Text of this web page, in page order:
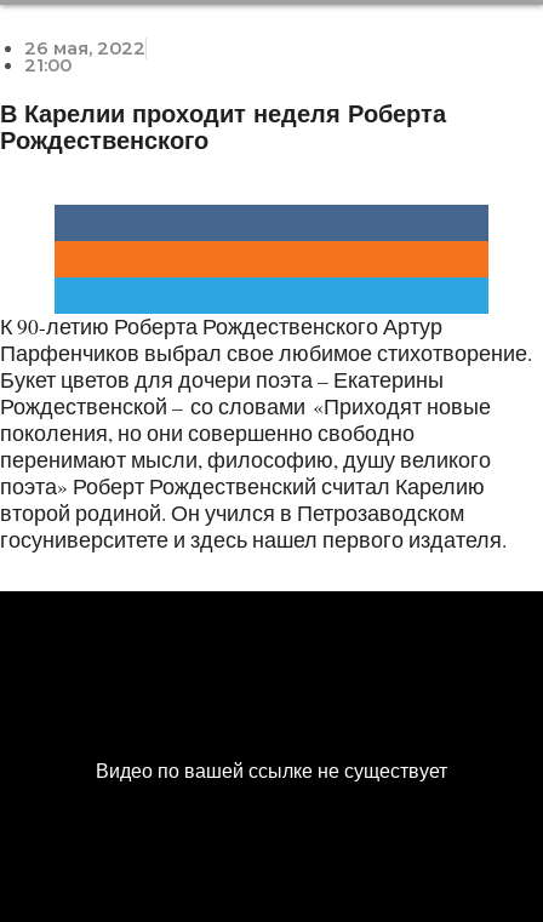
26 мая, 2022
21:00
В Карелии проходит неделя Роберта
Рождественского
К 90-летию Роберта Рождественского Артур
Парфенчиков выбрал свое любимое стихотворение.
Букет цветов для дочери поэта – Екатерины
Рождественской – со словами «Приходят новые
поколения, но они совершенно свободно
перенимают мысли, философию, душу великого
поэта» Роберт Рождественский считал Карелию
второй родиной. Он учился в Петрозаводском
госуниверситете и здесь нашел первого издателя.